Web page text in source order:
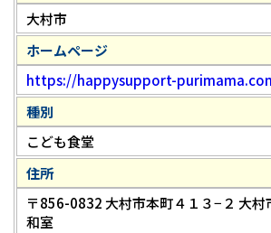
大村市
ホームページ
https://happysupport-
種別
こども食堂
住所
〒856-0832 大村市本町４１３−２ 大村
和室